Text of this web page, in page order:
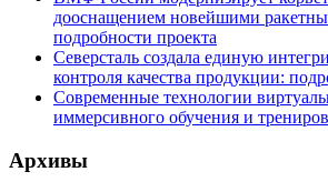
дооснащением новейшими
подробности проекта
Северсталь создала единую
контроля качества продукции:
Современные технологии
иммерсивного обучения и
Архивы